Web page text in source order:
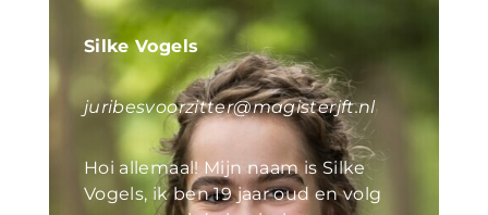
Silke Vogels
juribesvoorzitter@magisterjft.nl
Hoi allemaal! Mijn naam is Silke
Vogels, ik ben 19 jaar oud en volg